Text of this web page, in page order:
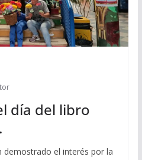
día del libro
demostrado el interés por la